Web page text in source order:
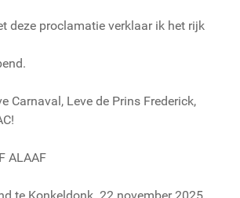
deze proclamatie verklaar ik het rijk
Carnaval, Leve de Prins Frederick,
ALAAF
te Konkeldonk 22 november 2025